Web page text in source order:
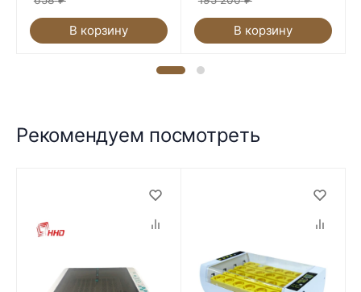
В корзину В корзину
Рекомендуем посмотреть